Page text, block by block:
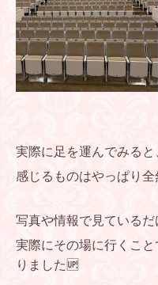
実際に足を運んでみると
感じるものはやっぱり全
写真や情報で見ているだ
実際にその場に行くこ
りました🆙